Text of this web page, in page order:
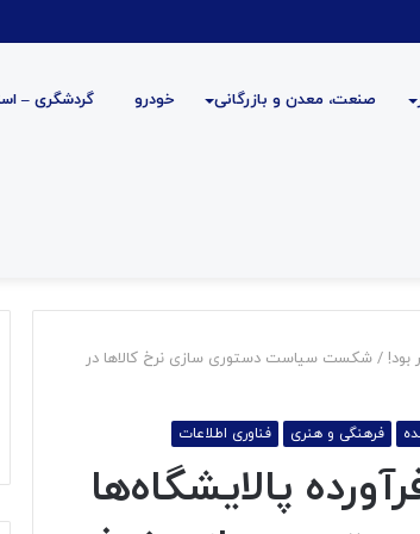
صنعت، معدن و بازرگانی خودرو گردشگری –
موثر بود! / شکست سیاست دستوری سازی نرخ‌ کالاها در
فرهنگی و هنری فناوری اطلاعات
۱درصد از فرآورده پالایشگاه‌ها